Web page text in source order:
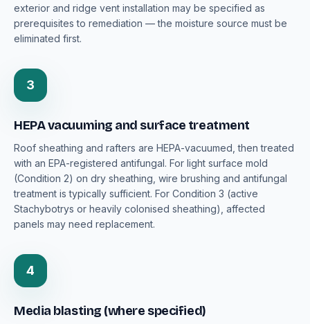
exterior and ridge vent installation may be specified as
prerequisites to remediation — the moisture source must be
eliminated first.
3
HEPA vacuuming and surface treatment
Roof sheathing and rafters are HEPA-vacuumed, then treated
with an EPA-registered antifungal. For light surface mold
(Condition 2) on dry sheathing, wire brushing and antifungal
treatment is typically sufficient. For Condition 3 (active
Stachybotrys or heavily colonised sheathing), affected
panels may need replacement.
4
Media blasting (where specified)